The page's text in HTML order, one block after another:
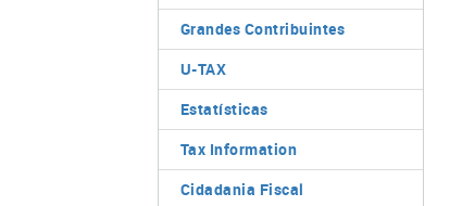
Grandes Contribuintes
U-TAX
Estatísticas
Tax Information
Cidadania Fiscal